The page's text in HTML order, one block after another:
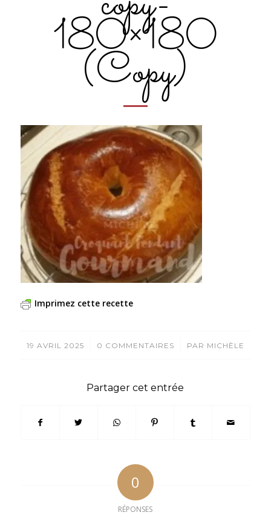
180×180
(Copy)
Imprimez cette recette
19 AVRIL 2025
/ 0 COMMENTAIRES
/ PAR MICHÈLE
Partager cet entrée
0
RÉPONSES